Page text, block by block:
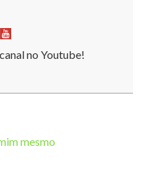
no Youtube!
mesmo